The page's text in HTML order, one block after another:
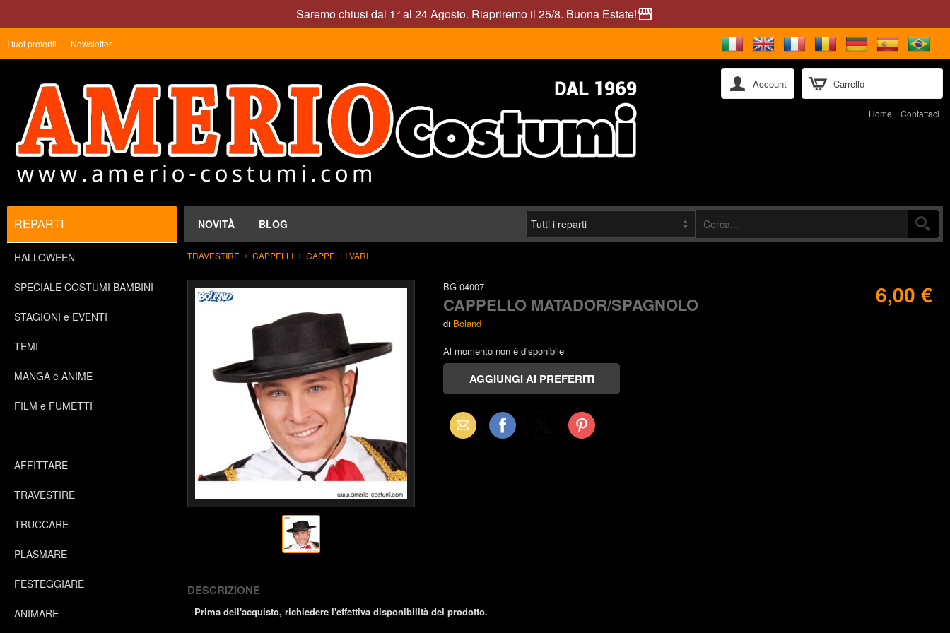
Saremo chiusi dal 1° al 24 Agosto. Riapriremo il 25/8. Buona Estate!storefront
Carrello
I tuoi preferiti Newsletter
Account
Home Contattaci
NOVITÀ BLOG
REPARTI
HALLOWEEN
SPECIALE COSTUMI BAMBINI
STAGIONI e EVENTI
TEMI
MANGA e ANIME
FILM e FUMETTI
----------
AFFITTARE
TRAVESTIRE
TRUCCARE
PLASMARE
FESTEGGIARE
ANIMARE
TRAVESTIRE CAPPELLI CAPPELLI VARI
BG-04007
CAPPELLO MATADOR/SPAGNOLO
di Boland
6,00 €
Al momento non è disponibile
Email Facebook Pinterest
DESCRIZIONE
Prima dell'acquisto, richiedere l'effettiva disponibilità del prodotto.